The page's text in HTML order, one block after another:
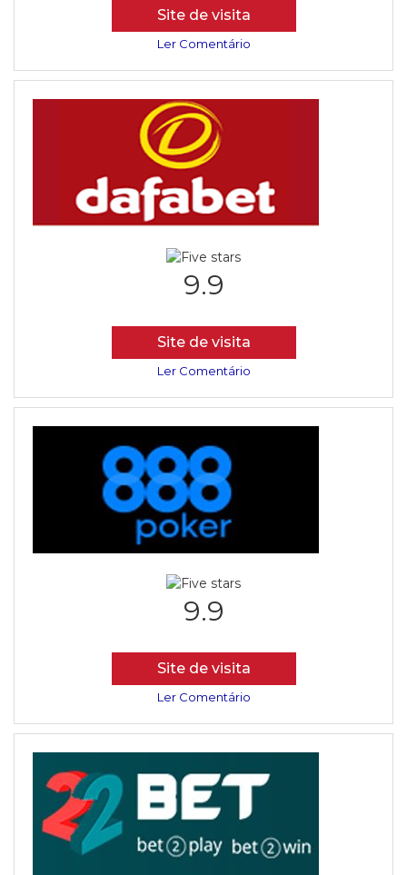
Site de visita
Ler Comentário
9.9
Site de visita
Ler Comentário
9.9
Site de visita
Ler Comentário